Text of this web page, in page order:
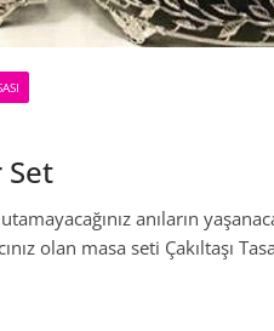
Set
anıların
olan masa seti Çakıltaşı